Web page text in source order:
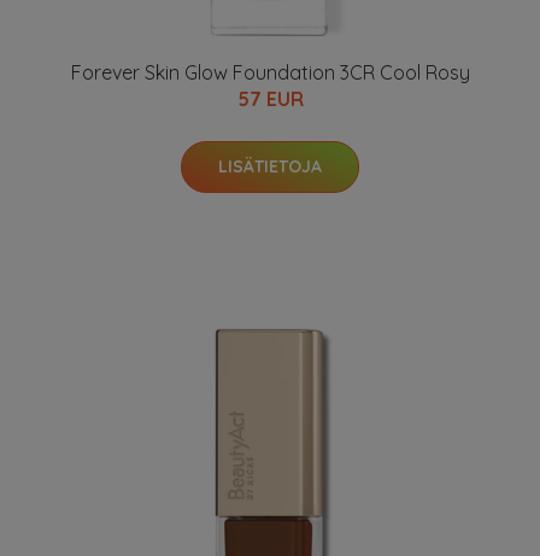
Forever Skin Glow Foundation 3CR Cool Rosy
57 EUR
LISÄTIETOJA